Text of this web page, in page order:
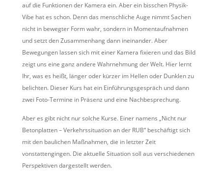
auf die Funktionen der Kamera ein. Aber ein bisschen Physik-
Vibe hat es schon. Denn das menschliche Auge nimmt Sachen
nicht in bewegter Form wahr, sondern in Momentaufnahmen
und setzt den Zusammenhang dann ineinander. Aber
Bewegungen lassen sich mit einer Kamera fixieren und das Bild
zeigt uns eine ganz andere Wahrnehmung der Welt. Hier lernt
Ihr, was es heißt, länger oder kürzer im Hellen oder Dunklen zu
belichten. Dieser Kurs hat ein Einführungsgespräch und dann
zwei Foto-Termine in Präsenz und eine Nachbesprechung.
Aber es gibt nicht nur solche Kurse. Einer namens „Nicht nur
Betonplatten – Verkehrssituation an der RUB“ beschäftigt sich
mit den baulichen Maßnahmen, die in letzter Zeit
vonstattengingen. Die aktuelle Situation soll aus verschiedenen
Perspektiven dargestellt werden.